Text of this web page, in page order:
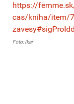
https://
cas/kniha/item/
Foto: Ikar